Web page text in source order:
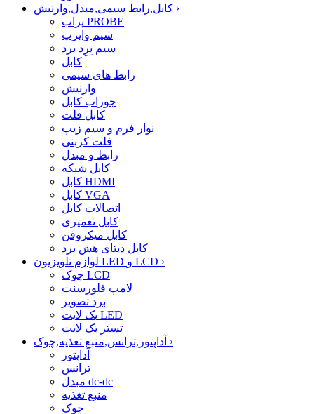
›
پراب PROBE
سیم وایرپ
سیم بِرِد برد
کابل
رابط های سیمی
وارنیش
جوراب کابل
کابل فلت
نوار فرم و سیم زیپ
فلت کربنی
رابط و مبدل
کابل شبکه
کابل HDMI
کابل VGA
اتصالات کابل
کابل تعمیری
کابل میکروفن
کابل دیتای هش برد
لوازم تلویزیون LED و LCD ›
چوک LCD
لامپ فلورسنت
برد تصویر
بک لایت LED
تستر بک لایت
›
آداپتور
ترانس
مبدل dc-dc
منبع تغذیه
چوک